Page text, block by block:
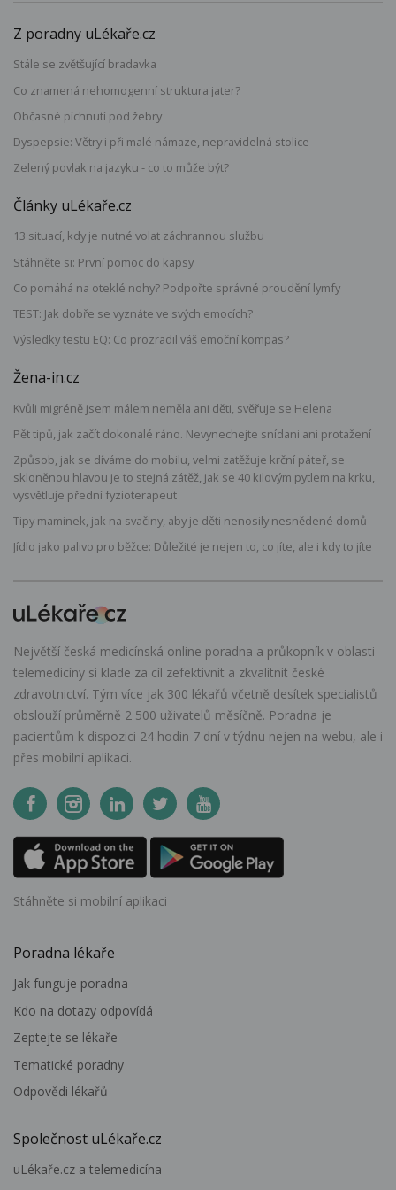
Z poradny uLékaře.cz
Stále se zvětšující bradavka
Co znamená nehomogenní struktura jater?
Občasné píchnutí pod žebry
Dyspepsie: Větry i při malé námaze, nepravidelná stolice
Zelený povlak na jazyku - co to může být?
Články uLékaře.cz
13 situací, kdy je nutné volat záchrannou službu
Stáhněte si: První pomoc do kapsy
Co pomáhá na oteklé nohy? Podpořte správné proudění lymfy
TEST: Jak dobře se vyznáte ve svých emocích?
Výsledky testu EQ: Co prozradil váš emoční kompas?
Žena-in.cz
Kvůli migréně jsem málem neměla ani děti, svěřuje se Helena
Pět tipů, jak začít dokonalé ráno. Nevynechejte snídani ani protažení
Způsob, jak se díváme do mobilu, velmi zatěžuje krční páteř, se
skloněnou hlavou je to stejná zátěž, jak se 40 kilovým pytlem na krku,
vysvětluje přední fyzioterapeut
Tipy maminek, jak na svačiny, aby je děti nenosily nesnědené domů
Jídlo jako palivo pro běžce: Důležité je nejen to, co jíte, ale i kdy to jíte
Největší česká medicínská online poradna a průkopník v oblasti
telemedicíny si klade za cíl zefektivnit a zkvalitnit české
zdravotnictví. Tým více jak 300 lékařů včetně desítek specialistů
obslouží průměrně 2 500 uživatelů měsíčně. Poradna je
pacientům k dispozici 24 hodin 7 dní v týdnu nejen na webu, ale i
přes mobilní aplikaci.
Stáhněte si mobilní aplikaci
Poradna lékaře
Jak funguje poradna
Kdo na dotazy odpovídá
Zeptejte se lékaře
Tematické poradny
Odpovědi lékařů
Společnost uLékaře.cz
uLékaře.cz a telemedicína